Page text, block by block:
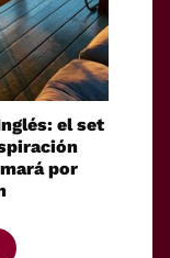
el set
por